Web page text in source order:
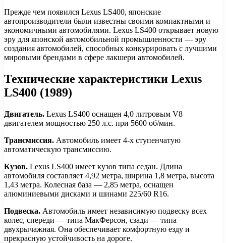
Прежде чем появился Lexus LS400, японские
автопроизводители были известны своими компактными и
экономичными автомобилями. Lexus LS400 открывает новую
эру для японской автомобильной промышленности — эру
создания автомобилей, способных конкурировать с лучшими
мировыми брендами в сфере лакшери автомобилей.
Технические характеристики Lexus
LS400 (1989)
Двигатель. Lexus LS400 оснащен 4,0 литровым V8
двигателем мощностью 250 л.с. при 5600 об/мин.
Трансмиссия. Автомобиль имеет 4-х ступенчатую
автоматическую трансмиссию.
Кузов. Lexus LS400 имеет кузов типа седан. Длина
автомобиля составляет 4,92 метра, ширина 1,8 метра, высота
1,43 метра. Колесная база — 2,85 метра, оснащен
алюминиевыми дисками и шинами 225/60 R16.
Подвеска. Автомобиль имеет независимую подвеску всех
колес, спереди — типа МакФерсон, сзади — типа
двухрычажная. Она обеспечивает комфортную езду и
прекрасную устойчивость на дороге.